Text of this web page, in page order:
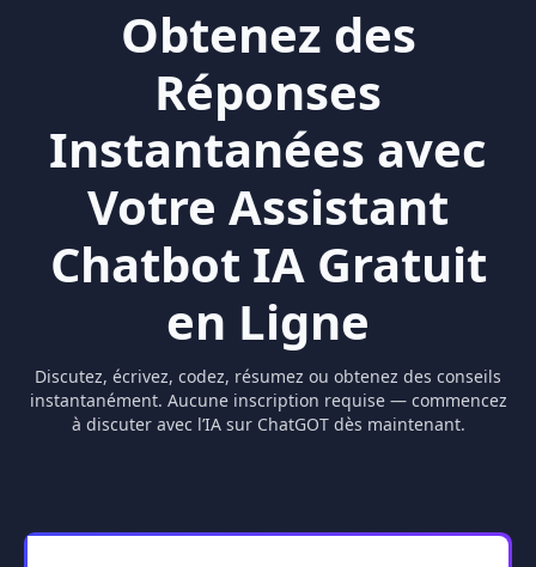
Obtenez des
Réponses
Instantanées avec
Votre Assistant
Chatbot IA Gratuit
en Ligne
Discutez, écrivez, codez, résumez ou obtenez des conseils
instantanément. Aucune inscription requise — commencez
à discuter avec l’IA sur ChatGOT dès maintenant.